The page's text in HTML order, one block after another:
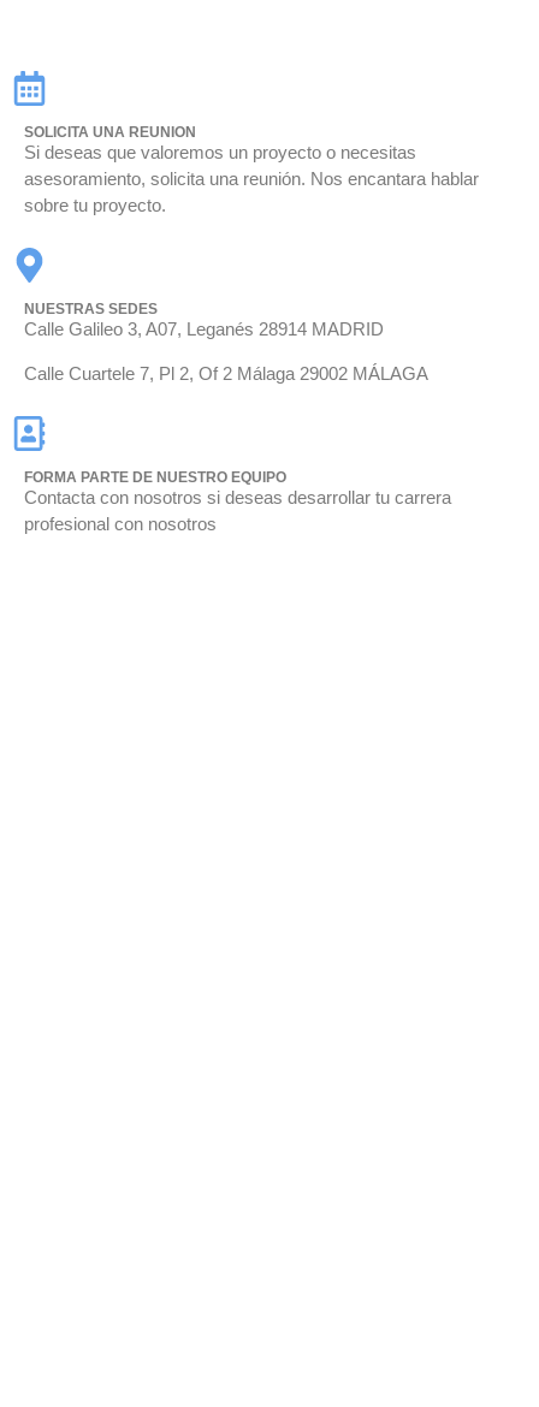
SOLICITA UNA REUNION
Si deseas que valoremos un proyecto o necesitas
asesoramiento, solicita una reunión. Nos encantara hablar
sobre tu proyecto.
NUESTRAS SEDES
Calle Galileo 3, A07, Leganés 28914 MADRID
Calle Cuartele 7, Pl 2, Of 2 Málaga 29002 MÁLAGA
FORMA PARTE DE NUESTRO EQUIPO
Contacta con nosotros si deseas desarrollar tu carrera
profesional con nosotros